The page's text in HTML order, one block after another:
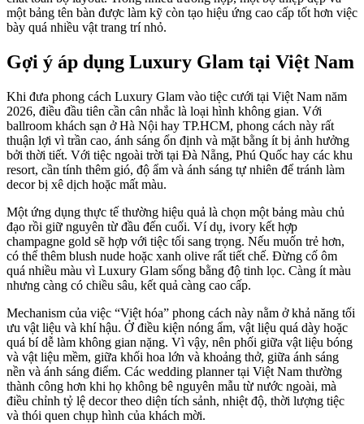
một bảng tên bàn được làm kỹ còn tạo hiệu ứng cao cấp tốt hơn việc
bày quá nhiều vật trang trí nhỏ.
Gợi ý áp dụng Luxury Glam tại Việt Nam
Khi đưa phong cách Luxury Glam vào tiệc cưới tại Việt Nam năm
2026, điều đầu tiên cần cân nhắc là loại hình không gian. Với
ballroom khách sạn ở Hà Nội hay TP.HCM, phong cách này rất
thuận lợi vì trần cao, ánh sáng ổn định và mặt bằng ít bị ảnh hưởng
bởi thời tiết. Với tiệc ngoài trời tại Đà Nẵng, Phú Quốc hay các khu
resort, cần tính thêm gió, độ ẩm và ánh sáng tự nhiên để tránh làm
decor bị xê dịch hoặc mất màu.
Một ứng dụng thực tế thường hiệu quả là chọn một bảng màu chủ
đạo rồi giữ nguyên từ đầu đến cuối. Ví dụ, ivory kết hợp
champagne gold sẽ hợp với tiệc tối sang trọng. Nếu muốn trẻ hơn,
có thể thêm blush nude hoặc xanh olive rất tiết chế. Đừng cố ôm
quá nhiều màu vì Luxury Glam sống bằng độ tinh lọc. Càng ít màu
nhưng càng có chiều sâu, kết quả càng cao cấp.
Mechanism của việc “Việt hóa” phong cách này nằm ở khả năng tối
ưu vật liệu và khí hậu. Ở điều kiện nóng ẩm, vật liệu quá dày hoặc
quá bí dễ làm không gian nặng. Vì vậy, nên phối giữa vật liệu bóng
và vật liệu mềm, giữa khối hoa lớn và khoảng thở, giữa ánh sáng
nền và ánh sáng điểm. Các wedding planner tại Việt Nam thường
thành công hơn khi họ không bê nguyên mẫu từ nước ngoài, mà
điều chỉnh tỷ lệ decor theo diện tích sảnh, nhiệt độ, thời lượng tiệc
và thói quen chụp hình của khách mời.